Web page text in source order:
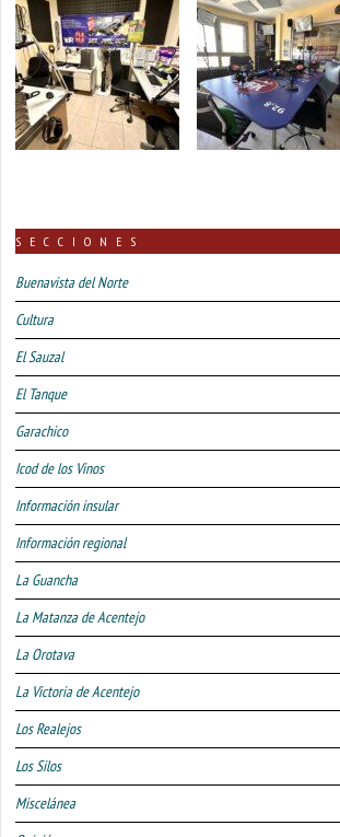
SECCIONES
Buenavista del Norte
Cultura
El Sauzal
El Tanque
Garachico
Icod de los Vinos
Información insular
Información regional
La Guancha
La Matanza de Acentejo
La Orotava
La Victoria de Acentejo
Los Realejos
Los Silos
Miscelánea